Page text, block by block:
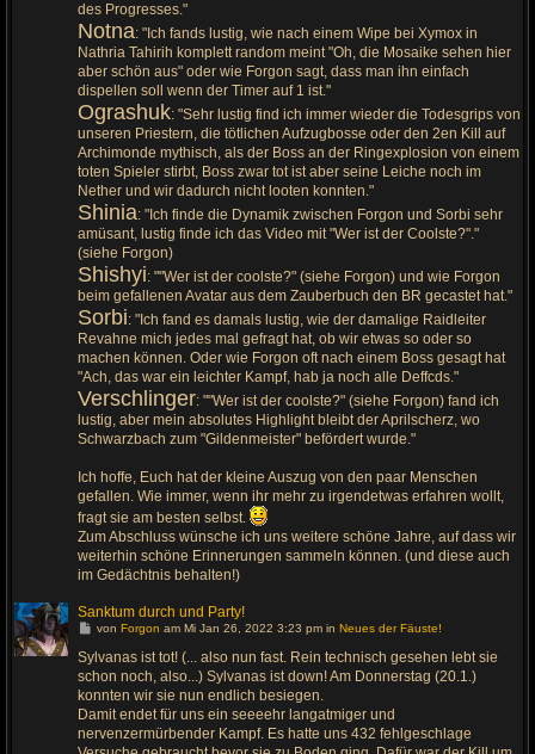
des Progresses."
Notna: "Ich fands lustig, wie nach einem Wipe bei Xymox in
Nathria Tahirih komplett random meint "Oh, die Mosaike sehen hier
aber schön aus" oder wie Forgon sagt, dass man ihn einfach
dispellen soll wenn der Timer auf 1 ist."
Ograshuk: "Sehr lustig find ich immer wieder die Todesgrips von
unseren Priestern, die tötlichen Aufzugbosse oder den 2en Kill auf
Archimonde mythisch, als der Boss an der Ringexplosion von einem
toten Spieler stirbt, Boss zwar tot ist aber seine Leiche noch im
Nether und wir dadurch nicht looten konnten."
Shinia: "Ich finde die Dynamik zwischen Forgon und Sorbi sehr
amüsant, lustig finde ich das Video mit "Wer ist der Coolste?"."
(siehe Forgon)
Shishyi: ""Wer ist der coolste?" (siehe Forgon) und wie Forgon
beim gefallenen Avatar aus dem Zauberbuch den BR gecastet hat."
Sorbi: "Ich fand es damals lustig, wie der damalige Raidleiter
Revahne mich jedes mal gefragt hat, ob wir etwas so oder so
machen können. Oder wie Forgon oft nach einem Boss gesagt hat
"Ach, das war ein leichter Kampf, hab ja noch alle Deffcds."
Verschlinger: ""Wer ist der coolste?" (siehe Forgon) fand ich
lustig, aber mein absolutes Highlight bleibt der Aprilscherz, wo
Schwarzbach zum "Gildenmeister" befördert wurde."
Ich hoffe, Euch hat der kleine Auszug von den paar Menschen
gefallen. Wie immer, wenn ihr mehr zu irgendetwas erfahren wollt,
fragt sie am besten selbst.
Zum Abschluss wünsche ich uns weitere schöne Jahre, auf dass wir
weiterhin schöne Erinnerungen sammeln können. (und diese auch
im Gedächtnis behalten!)
Sanktum durch und Party!
G
h
e
z
u
l
e
von Forgon am Mi Jan 26, 2022 3:23 pm in Neues der Fäuste!
Sylvanas ist tot! (... also nun fast. Rein technisch gesehen lebt sie
schon noch, also...) Sylvanas ist down! Am Donnerstag (20.1.)
konnten wir sie nun endlich besiegen.
Damit endet für uns ein seeeehr langatmiger und
nervenzermürbender Kampf. Es hatte uns 432 fehlgeschlage